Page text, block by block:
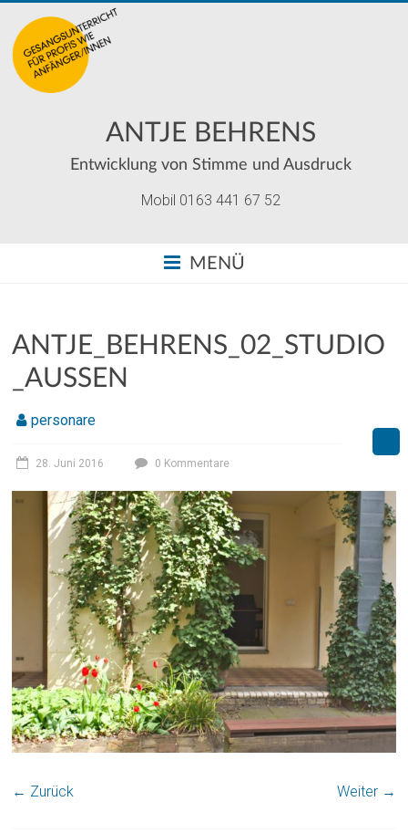
ANTJE BEHRENS
Entwicklung von Stimme und Ausdruck
Mobil 0163 441 67 52
MENÜ
ANTJE_BEHRENS_02_STUDIO
_AUSSEN
personare
28. Juni 2016 0 Kommentare
← Zurück Weiter →